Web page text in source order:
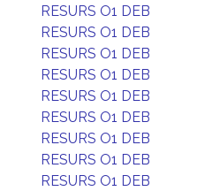
RESURS O1 DEB
RESURS O1 DEB
RESURS O1 DEB
RESURS O1 DEB
RESURS O1 DEB
RESURS O1 DEB
RESURS O1 DEB
RESURS O1 DEB
RESURS O1 DEB